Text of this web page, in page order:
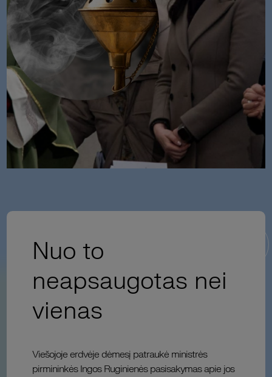
Nuo to
neapsaugotas nei
vienas
Viešojoje erdvėje dėmesį patraukė ministrės
pirmininkės Ingos Ruginienės pasisakymas apie jos